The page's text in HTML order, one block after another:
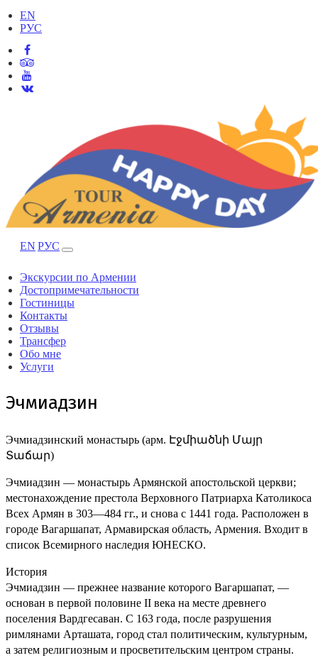
EN
РУС
EN РУС
Экскурсии по Армении
Достопримечательности
Гостиницы
Контакты
Отзывы
Трансфер
Обо мне
Услуги
Эчмиадзин
Эчмиадзинский монастырь (арм. Էջմիածնի Մայր
Տաճար)
Эчмиадзин — монастырь Армянской апостольской церкви;
местонахождение престола Верховного Патриарха Католикоса
Всех Армян в 303—484 гг., и снова с 1441 года. Расположен в
городе Вагаршапат, Армавирская область, Армения. Входит в
список Всемирного наследия ЮНЕСКО.
История
Эчмиадзин — прежнее название которого Вагаршапат, —
основан в первой половине II века на месте древнего
поселения Вардгесаван. С 163 года, после разрушения
римлянами Арташата, город стал политическим, культурным,
а затем религиозным и просветительским центром страны.